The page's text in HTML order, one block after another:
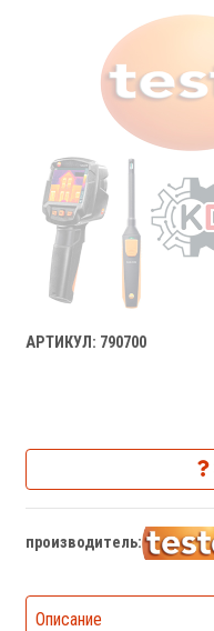
АРТИКУЛ: 790700
производитель:
Описание